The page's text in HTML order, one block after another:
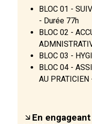
BLOC 01 -
- Durée 77h
BLOC 02 -
BLOC 03 -
BLOC 04 -
AU
En